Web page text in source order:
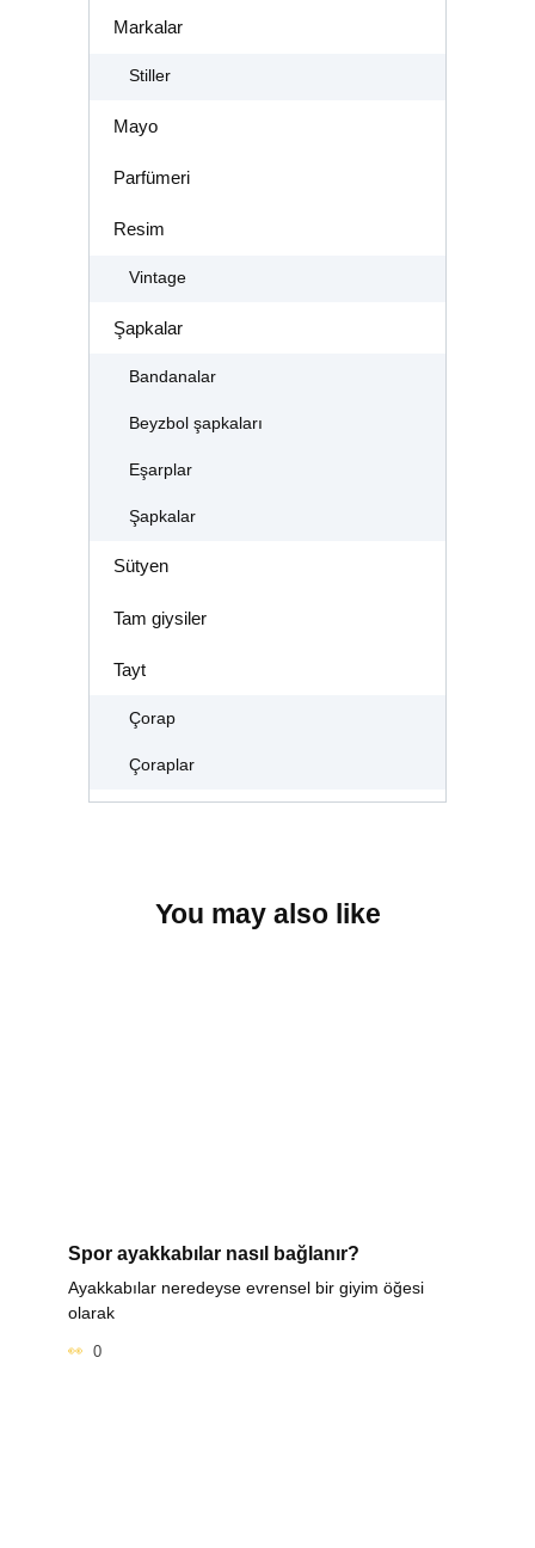
Markalar
Stiller
Mayo
Parfümeri
Resim
Vintage
Şapkalar
Bandanalar
Beyzbol şapkaları
Eşarplar
Şapkalar
Sütyen
Tam giysiler
Tayt
Çorap
Çoraplar
You may also like
Spor ayakkabılar nasıl bağlanır?
Ayakkabılar neredeyse evrensel bir giyim öğesi
olarak
0